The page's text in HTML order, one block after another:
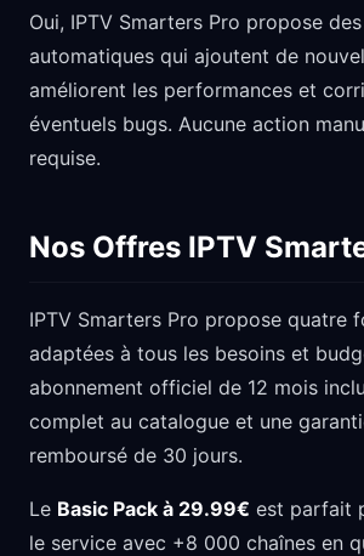
Oui, IPTV Smarters Pro propose
automatiques qui ajoutent de
améliorent les performances et
éventuels bugs. Aucune action
requise.
Nos Offres IPTV
IPTV Smarters Pro propose quatre
adaptées à tous les besoins et
abonnement officiel de 12 mois
complet au catalogue et une
remboursé de 30 jours.
Le Basic Pack à 29.99€ est parfait
le service avec +8 000 chaînes en